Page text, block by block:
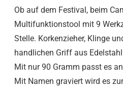
Ob auf dem Festival, beim
Multifunktionstool mit 9
Stelle. Korkenzieher, Klinge
handlichen Griff aus
Mit nur 90 Gramm passt es
Mit Namen graviert wird es